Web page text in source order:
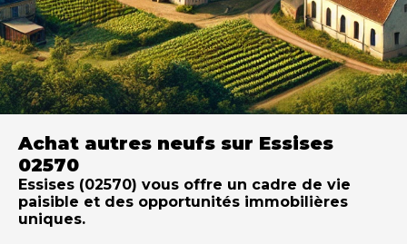
Achat autres neufs sur Essises
02570
Essises (02570) vous offre un cadre de vie
paisible et des opportunités immobilières
uniques.